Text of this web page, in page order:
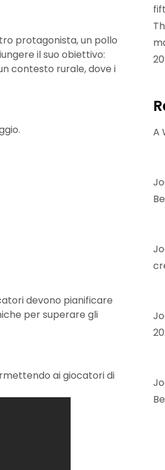
protagonista, un pollo
il suo obiettivo:
contesto rurale, dove i
devono pianificare
per superare gli
ai giocatori di
A